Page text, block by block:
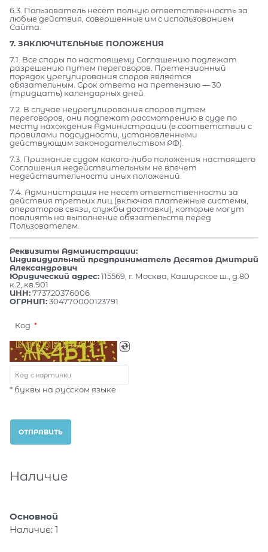
6.3. Пользователь несет полную ответственность за
любые действия, совершенные им с использованием
Сайта.
7. ЗАКЛЮЧИТЕЛЬНЫЕ ПОЛОЖЕНИЯ
7.1. Все споры по настоящему Соглашению подлежат
разрешению путем переговоров. Претензионный
порядок урегулирования споров является
обязательным. Срок ответа на претензию — 30
(тридцать) календарных дней.
7.2. В случае неурегулирования споров путем
переговоров, они подлежат рассмотрению в суде по
месту нахождения Администрации (в соответствии с
правилами подсудности, установленными
действующим законодательством РФ).
7.3. Признание судом какого-либо положения настоящего
Соглашения недействительным не влечет
недействительности иных положений.
7.4. Администрация не несет ответственности за
действия третьих лиц (включая платежные системы,
операторов связи, службы доставки), которые могут
повлиять на выполнение обязательств перед
Пользователем.
Реквизиты Администрации:
Индивидуальный предприниматель Десятов Дмитрий
Александрович
Юридический адрес:115569, г. Москва, Каширское ш., д.80
к.2, кв.901
ИНН:773720376006
ОГРНИП:304770000123791
Код
* буквы на русском языке
Наличие
Основной
Наличие: 1